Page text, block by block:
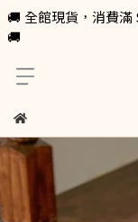
🚚 全館現貨，消費
🚚